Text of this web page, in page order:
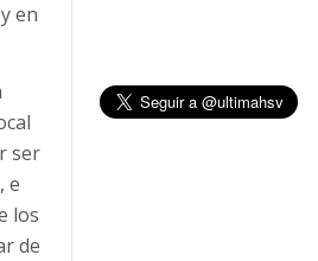
en
ser
e
los
de